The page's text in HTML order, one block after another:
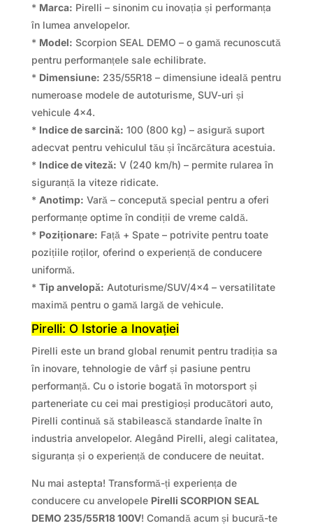
* Marca: Pirelli – sinonim cu inovația și performanța
în lumea anvelopelor.
* Model: Scorpion SEAL DEMO – o gamă recunoscută
pentru performanțele sale echilibrate.
* Dimensiune: 235/55R18 – dimensiune ideală pentru
numeroase modele de autoturisme, SUV-uri și
vehicule 4×4.
* Indice de sarcină: 100 (800 kg) – asigură suport
adecvat pentru vehiculul tău și încărcătura acestuia.
* Indice de viteză: V (240 km/h) – permite rularea în
siguranță la viteze ridicate.
* Anotimp: Vară – concepută special pentru a oferi
performanțe optime în condiții de vreme caldă.
* Poziționare: Față + Spate – potrivite pentru toate
pozițiile roților, oferind o experiență de conducere
uniformă.
* Tip anvelopă: Autoturisme/SUV/4×4 – versatilitate
maximă pentru o gamă largă de vehicule.
Pirelli: O Istorie a Inovației
Pirelli este un brand global renumit pentru tradiția sa
în inovare, tehnologie de vârf și pasiune pentru
performanță. Cu o istorie bogată în motorsport și
parteneriate cu cei mai prestigioși producători auto,
Pirelli continuă să stabilească standarde înalte în
industria anvelopelor. Alegând Pirelli, alegi calitatea,
siguranța și o experiență de conducere de neuitat.
Nu mai astepta! Transformă-ți experiența de
conducere cu anvelopele Pirelli SCORPION SEAL
DEMO 235/55R18 100V! Comandă acum și bucură-te